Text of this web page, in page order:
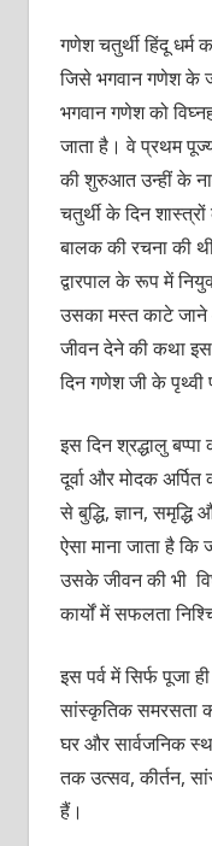
गणेश चतुर्थी हिंदू धर्म
जिसे भगवान गणेश के
भगवान गणेश को
जाता है। वे प्रथम
की शुरुआत उन्हीं के
चतुर्थी के दिन
बालक की रचना की
द्वारपाल के रूप में
उसका मस्त काटे जाने
जीवन देने की कथा इस
दिन गणेश जी के पृथ्वी
इस दिन श्रद्धालु
दूर्वा और मोदक
से बुद्धि, ज्ञान, समृद्धि
ऐसा माना जाता है
उसके जीवन की भी
कार्यों में सफलता
इस पर्व में सिर्फ पूजा
सांस्कृतिक समरसता
घर और सार्वजनिक
तक उत्सव, कीर्तन,
हैं।